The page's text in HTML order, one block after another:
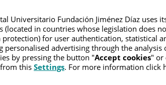
son la cirugía, la radioterapia y la
del tumor. También depende de los
BENIGNOS
Universitario Fundación Jiménez Díaz uses
(located in countries whose legislation does
protection) for user authentication, statistical
personalised advertising through the analysis
by pressing the button "Accept cookies" or
from this Settings. For more information click